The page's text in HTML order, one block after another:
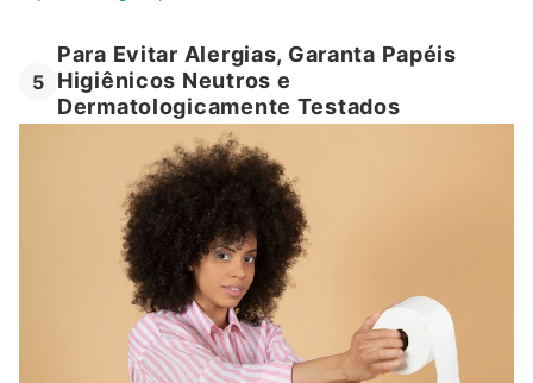
5
Para Evitar Alergias, Garanta Papéis
Higiênicos Neutros e
Dermatologicamente Testados